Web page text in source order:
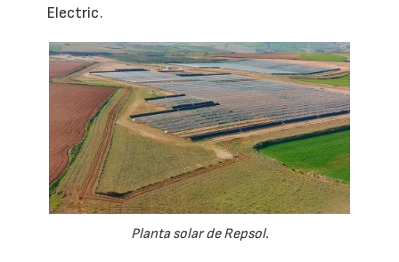
Electric.
Planta solar de Repsol.